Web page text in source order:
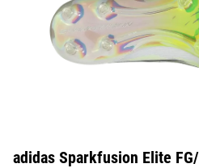
adidas Sparkfusion Elite